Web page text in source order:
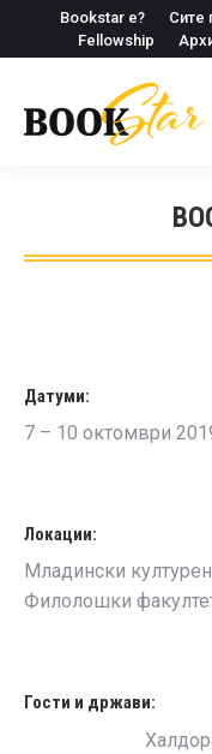
Bookstar е? Сите
Fellowship
Датуми:
7 – 10 октомври
Локации:
Младински
Филолошки
Гости и држави: